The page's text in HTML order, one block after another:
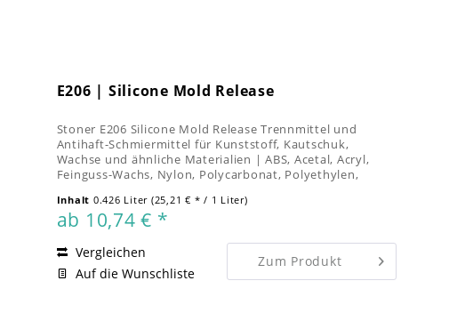
E206 | Silicone Mold Release
Stoner E206 Silicone Mold Release Trennmittel und
Antihaft-Schmiermittel für Kunststoff, Kautschuk,
Wachse und ähnliche Materialien | ABS, Acetal, Acryl,
Feinguss-Wachs, Nylon, Polycarbonat, Polyethylen,
Inhalt 0.426 Liter (25,21 € * / 1 Liter)
ab 10,74 € *
Zum Produkt
Vergleichen
Auf die Wunschliste